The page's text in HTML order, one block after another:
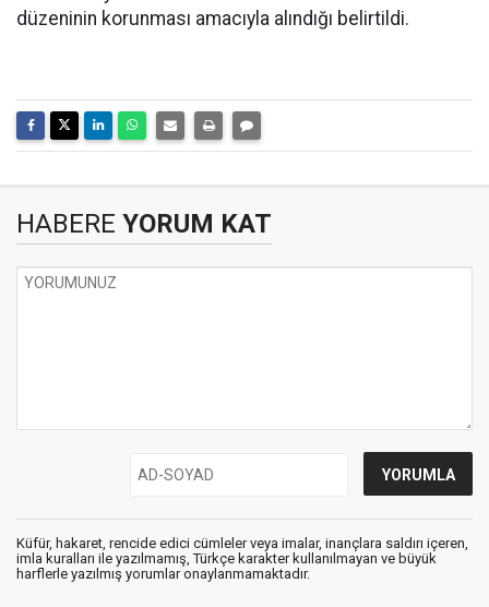
düzeninin korunması amacıyla alındığı belirtildi.
HABERE YORUM KAT
Küfür, hakaret, rencide edici cümleler veya imalar, inançlara saldırı içeren,
imla kuralları ile yazılmamış, Türkçe karakter kullanılmayan ve büyük
harflerle yazılmış yorumlar onaylanmamaktadır.